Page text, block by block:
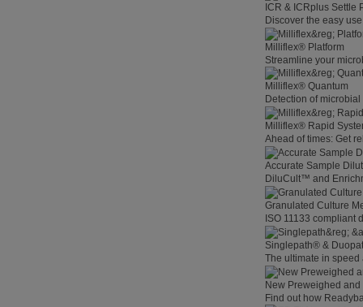
ICR & ICRplus Settle
Discover the easy
Milliflex® Platform
Streamline your
Milliflex® Quantum
Detection of
Milliflex® Rapid
Ahead of times: Get
Accurate Sample
DiluCult™ and
Granulated Culture
ISO 11133 compliant
Singlepath® &
The ultimate in
New Preweighed
Find out how